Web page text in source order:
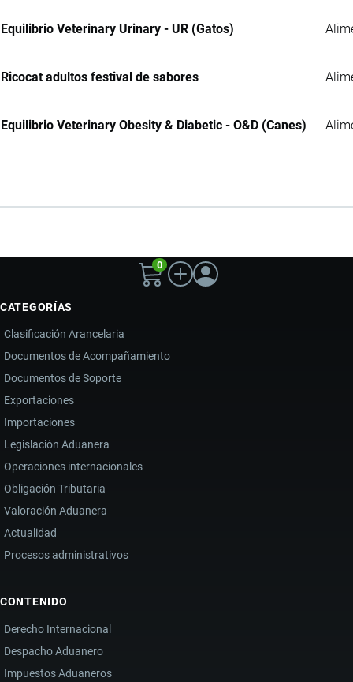
Equilibrio Veterinary Urinary - UR (Gatos)
Ricocat adultos festival de sabores
Equilibrio Veterinary Obesity & Diabetic - O&D (Canes)
0
CATEGORÍAS
Clasificación Arancelaria
Documentos de Acompañamiento
Documentos de Soporte
Exportaciones
Importaciones
Legislación Aduanera
Operaciones internacionales
Obligación Tributaria
Valoración Aduanera
Actualidad
Procesos administrativos
CONTENIDO
Derecho Internacional
Despacho Aduanero
Impuestos Aduaneros